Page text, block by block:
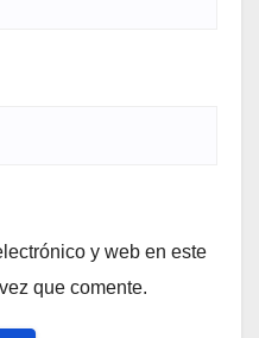
y web en este
que comente.